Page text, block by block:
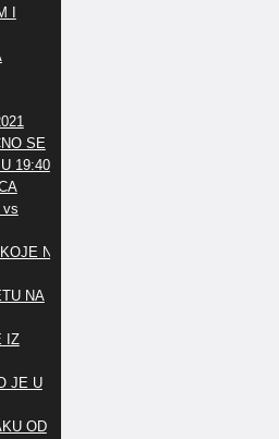
I
SE
19:40
vs
NE
NA
IZ
JE U
OD